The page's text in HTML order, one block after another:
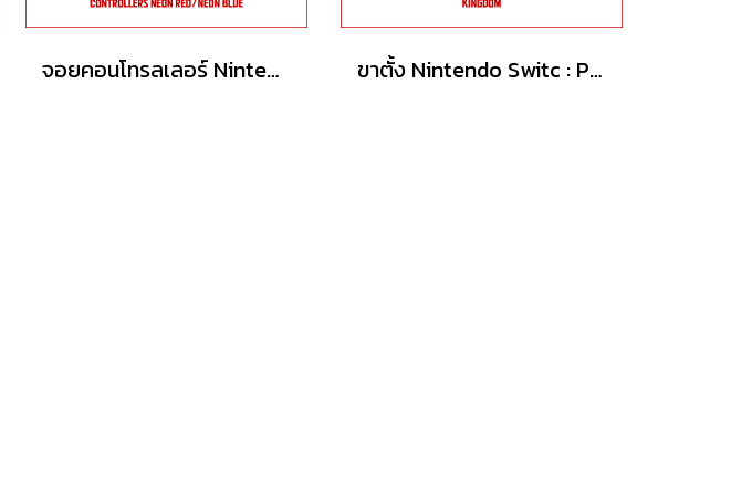
จอยคอนโทรลเลอร์ Nintendo Switch Joy-Con controllers Neon Red/Neon Blue ขาตั้ง Nintendo Switc : Play Stand the legend Of Zelda Tears of the Kingdom